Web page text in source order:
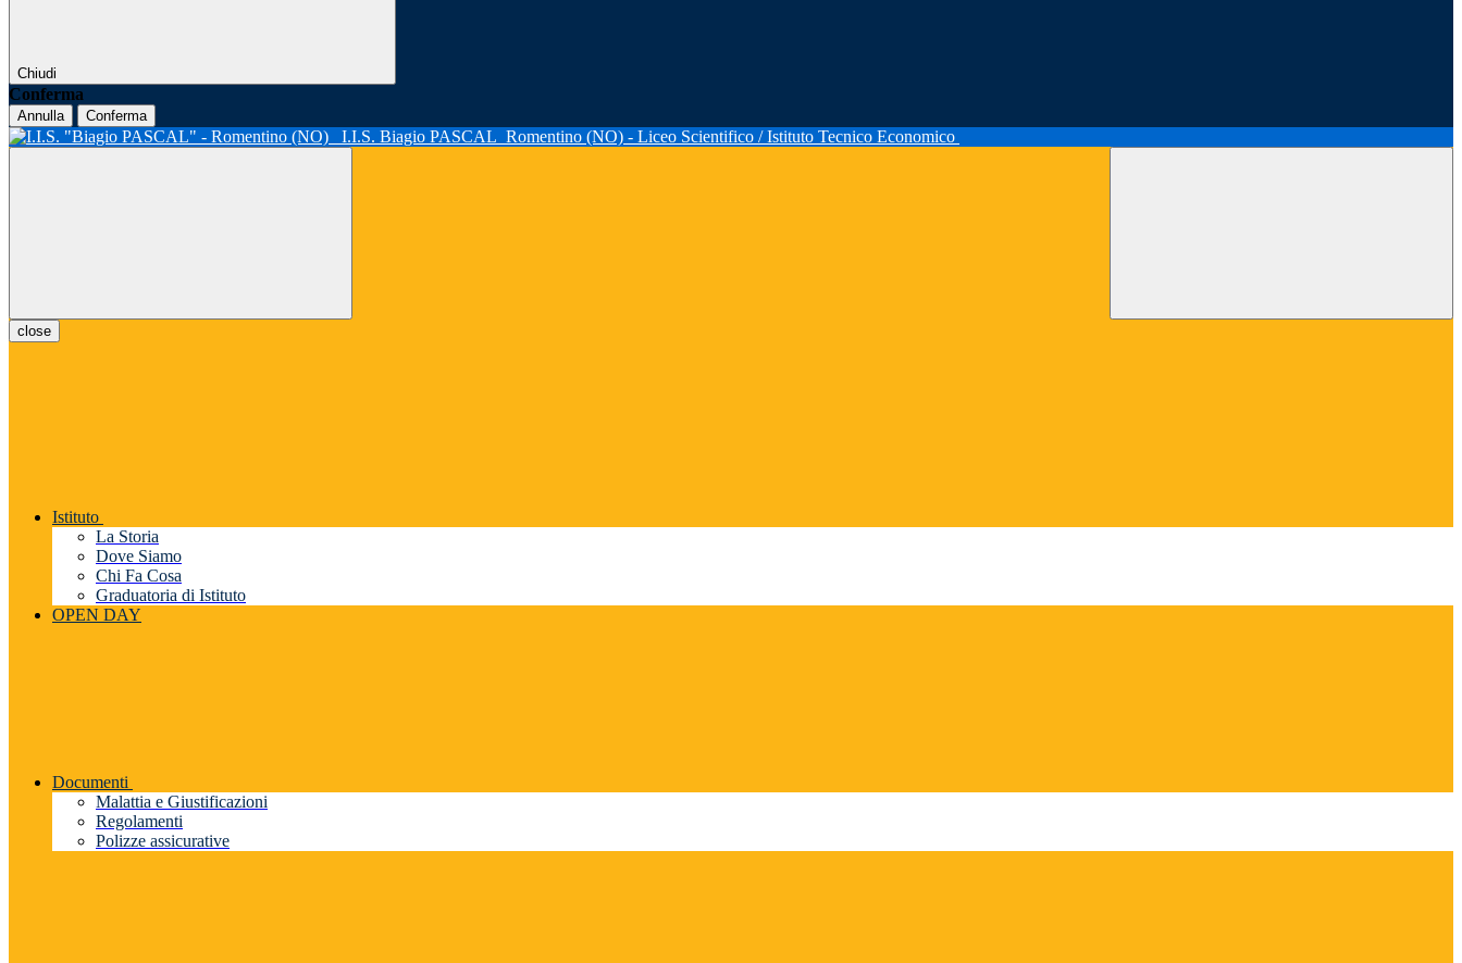
Chiudi
Conferma
Annulla Conferma
I.I.S. Biagio PASCAL Romentino (NO) - Liceo Scientifico / Istituto Tecnico Economico
close
Istituto
La Storia
Dove Siamo
Chi Fa Cosa
Graduatoria di Istituto
OPEN DAY
Documenti
Malattia e Giustificazioni
Regolamenti
Polizze assicurative